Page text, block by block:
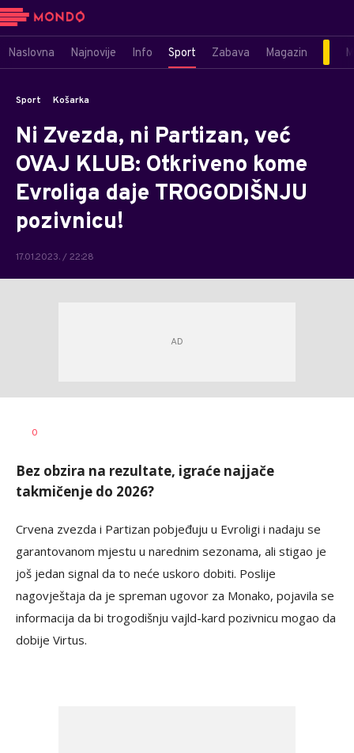
Naslovna Najnovije Info Sport Zabava Magazin
Sport Košarka
Ni Zvezda, ni Partizan, već
OVAJ KLUB: Otkriveno kome
Evroliga daje TROGODIŠNJU
pozivnicu!
17.01.2023. / 22:28
AUTOR
0
Bez obzira na rezultate, igraće najjače
takmičenje do 2026?
Crvena zvezda i Partizan pobjeđuju u Evroligi i nadaju se
garantovanom mjestu u narednim sezonama, ali stigao je
još jedan signal da to neće uskoro dobiti. Poslije
nagovještaja da je spreman ugovor za Monako, pojavila se
informacija da bi trogodišnju vajld-kard pozivnicu mogao da
dobije Virtus.